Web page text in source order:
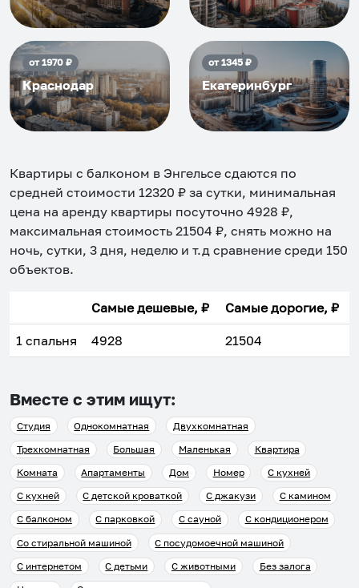
от1970₽
Краснодар
от1345₽
Екатеринбург
Квартиры с балконом в Энгельсе сдаются по
средней стоимости 12320 ₽ за сутки, минимальная
цена на аренду квартиры посуточно 4928 ₽,
максимальная стоимость 21504 ₽, снять можно на
ночь, сутки, 3 дня, неделю и т.д сравнение среди 150
объектов.
Самые дешевые, ₽ Самые дорогие, ₽
1 спальня 4928 21504
Вместе с этим ищут:
Студия Однокомнатная
Двухкомнатная
Трехкомнатная
Большая Маленькая
Квартира
Комната
Апартаменты Дом Номер
С кухней
С кухней
С детской кроваткой С джакузи
С камином
С балконом
С парковкой С сауной
С кондиционером
Со стиральной машиной
С посудомоечной машиной
С интернетом
С детьми С животными
Без залога